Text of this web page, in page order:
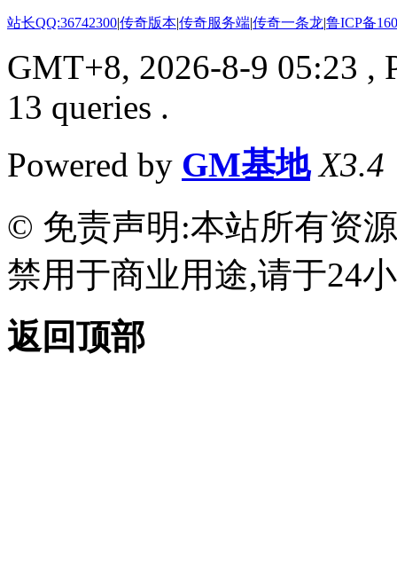
站长QQ:36742300|传奇版本|传奇服务端|传奇一条龙|鲁ICP备
GMT+8, 2026-8-9 05:23 ,
13 queries .
Powered by GM基地 X3.4
© 免责声明:本站所有资
禁用于商业用途,请于24
返回顶部